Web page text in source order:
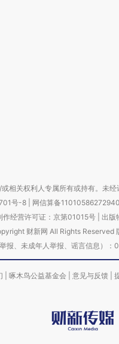
相关权利人专属所有或持有。未
号-8 网信算备
作经营许可证：京第01015号| 出版
财新网 All Rights Reserved
报、未成年人举报、谣言信息
啄木鸟公益基金会 意见与反馈